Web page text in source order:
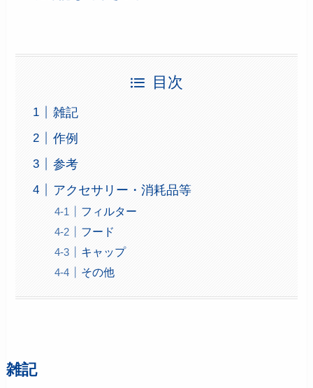
目次
雑記
作例
参考
アクセサリー・消耗品等
フィルター
フード
キャップ
その他
雑記